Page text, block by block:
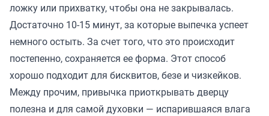
ложку или прихватку, чтобы она не закрывалась.
Достаточно 10-15 минут, за которые выпечка успеет
немного остыть. За счет того, что это происходит
постепенно, сохраняется ее форма. Этот способ
хорошо подходит для бисквитов, безе и чизкейков.
Между прочим, привычка приоткрывать дверцу
полезна и для самой духовки — испарившаяся влага